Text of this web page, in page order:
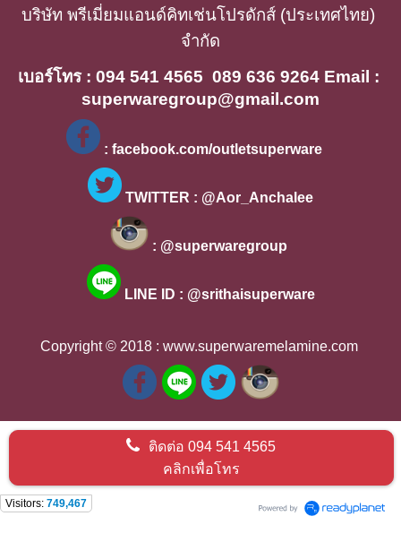
บริษัท พรีเมี่ยมแอนด์คิทเช่นโปรดักส์ (ประเทศไทย)
จำกัด
เบอร์โทร : 094 541 4565  089 636 9264 Email :
superwaregroup@gmail.com
: facebook.com/outletsuperware
TWITTER : @Aor_Anchalee
: @superwaregroup
LINE ID : @srithaisuperware
Copyright © 2018 : www.superwaremelamine.com
ติดต่อ094 541 4565
คลิกเพื่อโทร
Visitors: 749,467